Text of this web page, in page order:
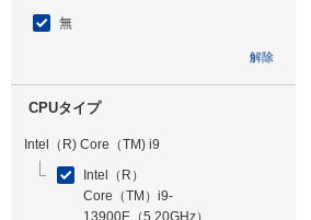
無
解除
CPUタイプ
Intel（R) Core（TM) i9
Intel（R）
Core（TM）i9-
13900E（5.20GHz）